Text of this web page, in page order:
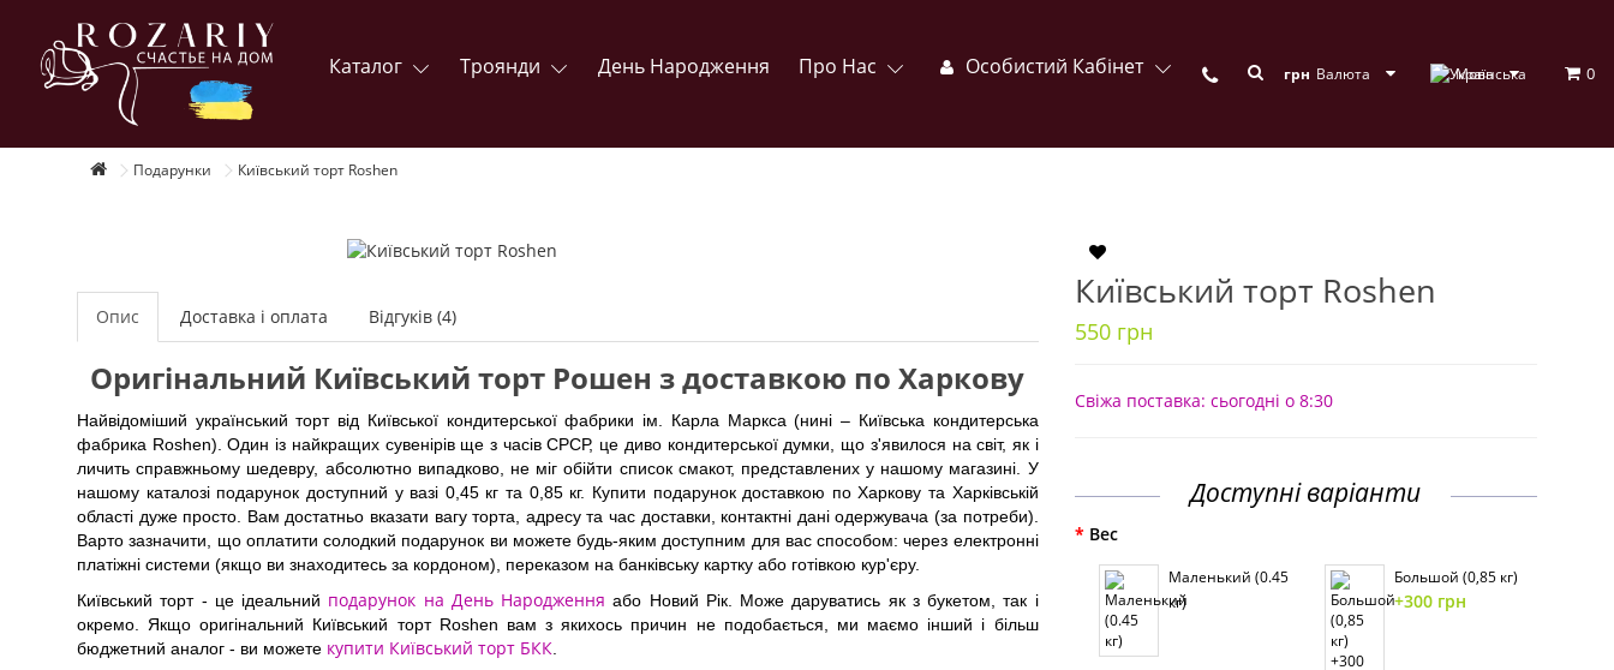
Каталог Троянди День Народження Про Нас Особистий Кабінет грн Валюта Мова 0
Подарунки Київський торт Roshen
Опис Доставка і оплата Відгуків (4)
Оригінальний Київський торт Рошен з доставкою по Харкову
Найвідоміший український торт від Київської кондитерської фабрики ім. Карла Маркса (нині – Київська кондитерська
фабрика Roshen). Один із найкращих сувенірів ще з часів СРСР, це диво кондитерської думки, що з'явилося на світ, як і
личить справжньому шедевру, абсолютно випадково, не міг обійти список смакот, представлених у нашому магазині. У
нашому каталозі подарунок доступний у вазі 0,45 кг та 0,85 кг. Купити подарунок доставкою по Харкову та Харківській
області дуже просто. Вам достатньо вказати вагу торта, адресу та час доставки, контактні дані одержувача (за потреби).
Варто зазначити, що оплатити солодкий подарунок ви можете будь-яким доступним для вас способом: через електронні
платіжні системи (якщо ви знаходитесь за кордоном), переказом на банківську картку або готівкою кур'єру.
Київський торт - це ідеальний подарунок на День Народження або Новий Рік. Може даруватись як з букетом, так і
окремо. Якщо оригінальний Київський торт Roshen вам з якихось причин не подобається, ми маємо інший і більш
бюджетний аналог - ви можете купити Київський торт БКК
Київський торт Roshen
550 грн
Свіжа поставка: сьогодні о 8:30
Доступні варіанти
Вес
Маленький (0.45
кг)
Большой (0,85 кг)
+300 грн